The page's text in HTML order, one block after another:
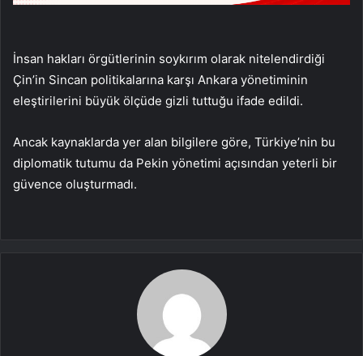
İnsan hakları örgütlerinin soykırım olarak nitelendirdiği
Çin’in Sincan politikalarına karşı Ankara yönetiminin
eleştirilerini büyük ölçüde gizli tuttuğu ifade edildi.
Ancak kaynaklarda yer alan bilgilere göre, Türkiye’nin bu
diplomatik tutumu da Pekin yönetimi açısından yeterli bir
güvence oluşturmadı.